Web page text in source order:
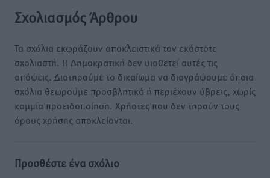
Σχολιασμός Άρθρου
Τα σχόλια εκφράζουν αποκλειστικά τον εκάστοτε
σχολιαστή. Η Δημοκρατική δεν υιοθετεί αυτές τις
απόψεις. Διατηρούμε το δικαίωμα να διαγράψουμε όποια
σχόλια θεωρούμε προσβλητικά ή περιέχουν ύβρεις, χωρίς
καμμία προειδοποίηση. Χρήστες που δεν τηρούν τους
όρους χρήσης αποκλείονται.
Προσθέστε ένα σχόλιο